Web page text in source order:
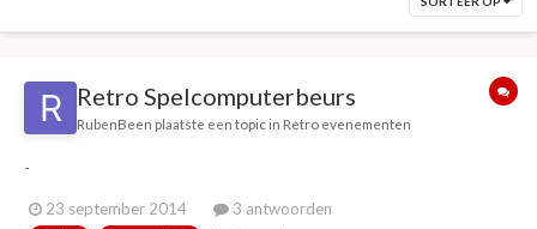
Retro Spelcomputerbeurs
RubenBeen plaatste een topic in Retro evenementen
-
23 september 2014 3 antwoorden